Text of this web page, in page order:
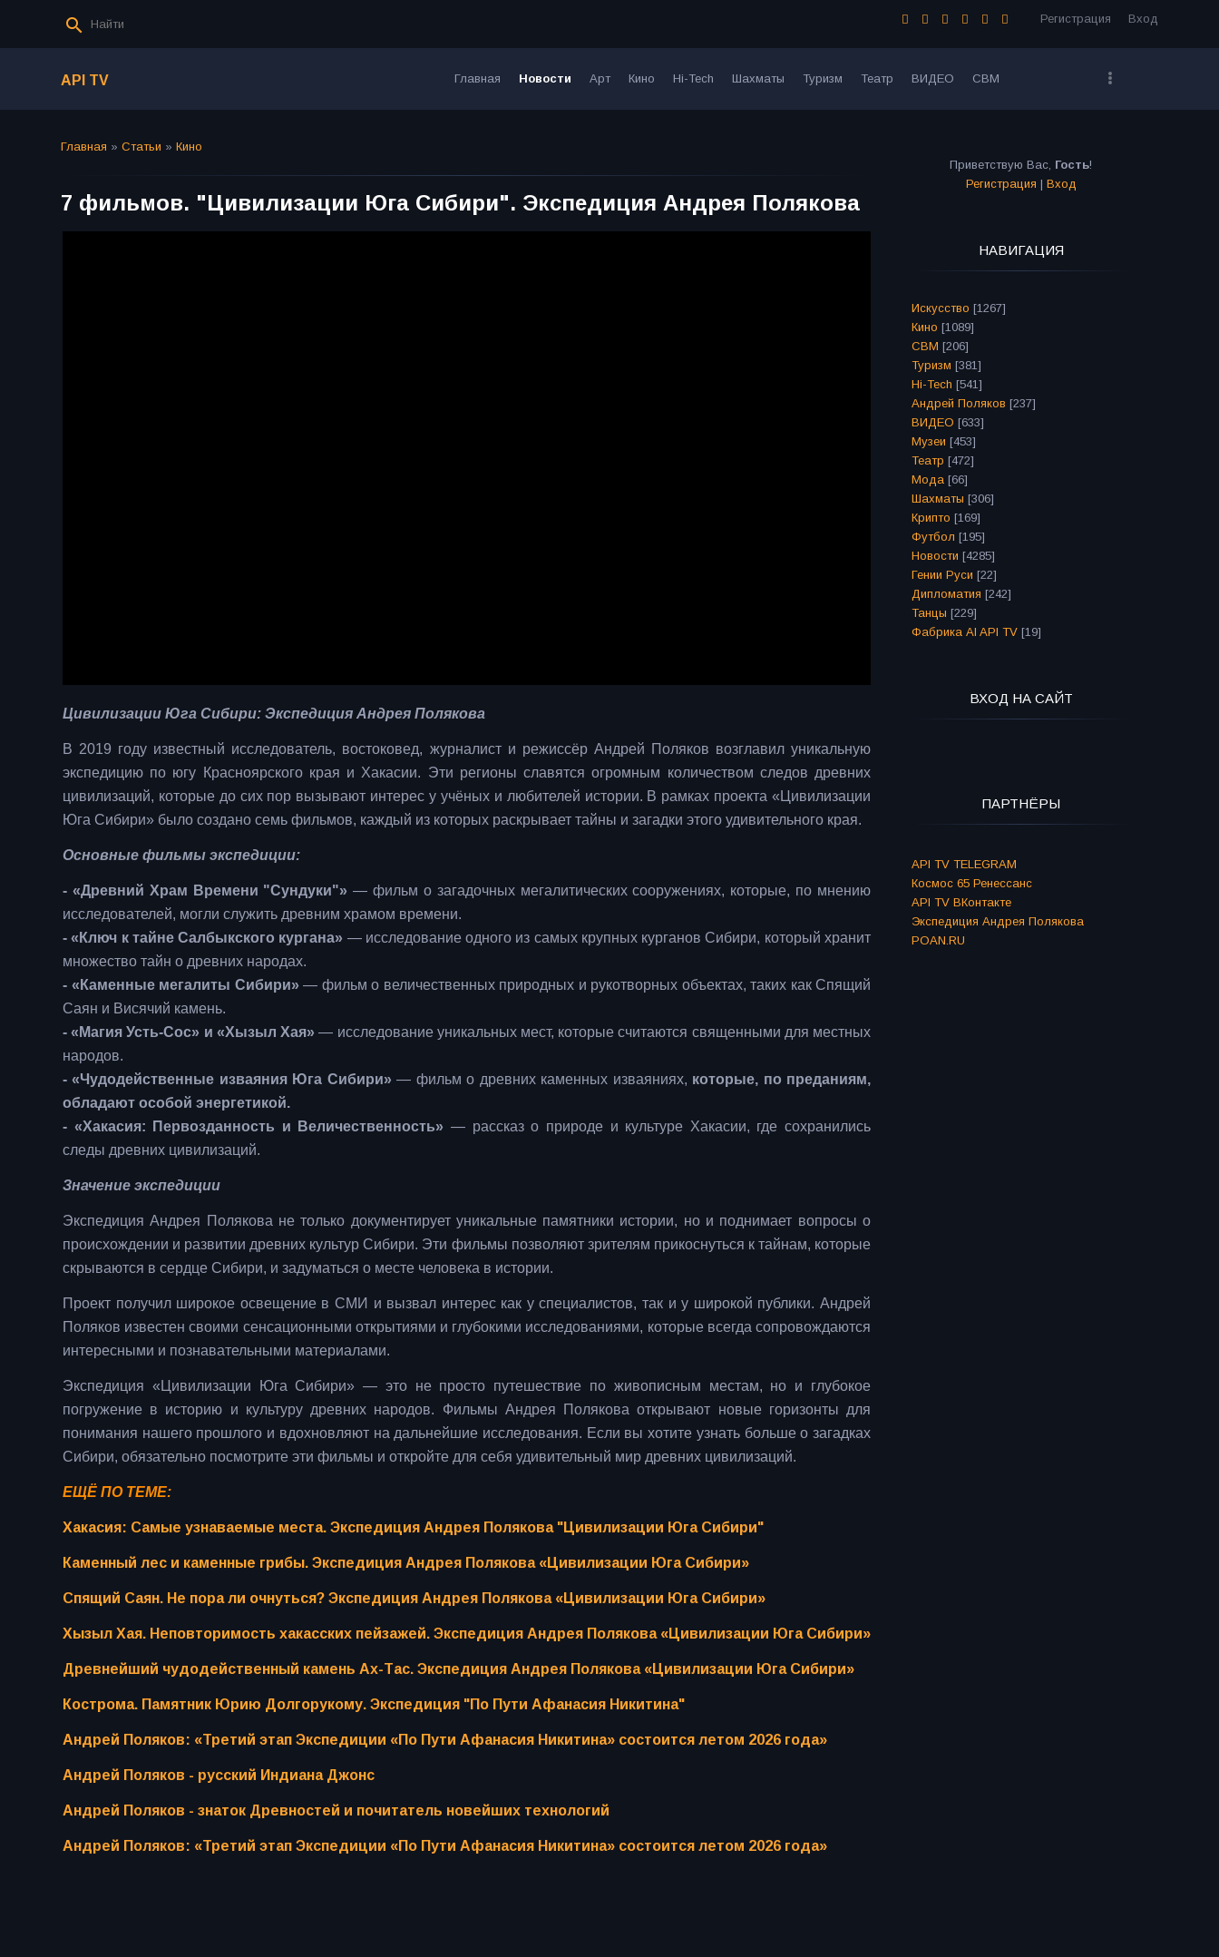
Регистрация Вход
API TV Главная Новости Арт Кино Hi-Tech Шахматы Туризм Театр ВИДЕО СВМ
Главная » Статьи » Кино
7 фильмов. "Цивилизации Юга Сибири". Экспедиция Андрея Полякова
Цивилизации Юга Сибири: Экспедиция Андрея Полякова
В 2019 году известный исследователь, востоковед, журналист и режиссёр Андрей Поляков возглавил уникальную
экспедицию по югу Красноярского края и Хакасии. Эти регионы славятся огромным количеством следов древних
цивилизаций, которые до сих пор вызывают интерес у учёных и любителей истории. В рамках проекта «Цивилизации
Юга Сибири» было создано семь фильмов, каждый из которых раскрывает тайны и загадки этого удивительного края.
Основные фильмы экспедиции:
- «Древний Храм Времени "Сундуки"» — фильм о загадочных мегалитических сооружениях, которые, по мнению
исследователей, могли служить древним храмом времени.
- «Ключ к тайне Салбыкского кургана» — исследование одного из самых крупных курганов Сибири, который хранит
множество тайн о древних народах.
- «Каменные мегалиты Сибири» — фильм о величественных природных и рукотворных объектах, таких как Спящий
Саян и Висячий камень.
- «Магия Усть-Сос» и «Хызыл Хая» — исследование уникальных мест, которые считаются священными для местных
народов.
- «Чудодейственные изваяния Юга Сибири» — фильм о древних каменных изваяниях, которые, по преданиям,
обладают особой энергетикой.
- «Хакасия: Первозданность и Величественность» — рассказ о природе и культуре Хакасии, где сохранились
следы древних цивилизаций.
Значение экспедиции
Экспедиция Андрея Полякова не только документирует уникальные памятники истории, но и поднимает вопросы о
происхождении и развитии древних культур Сибири. Эти фильмы позволяют зрителям прикоснуться к тайнам, которые
скрываются в сердце Сибири, и задуматься о месте человека в истории.
Проект получил широкое освещение в СМИ и вызвал интерес как у специалистов, так и у широкой публики. Андрей
Поляков известен своими сенсационными открытиями и глубокими исследованиями, которые всегда сопровождаются
интересными и познавательными материалами.
Экспедиция «Цивилизации Юга Сибири» — это не просто путешествие по живописным местам, но и глубокое
погружение в историю и культуру древних народов. Фильмы Андрея Полякова открывают новые горизонты для
понимания нашего прошлого и вдохновляют на дальнейшие исследования. Если вы хотите узнать больше о загадках
Сибири, обязательно посмотрите эти фильмы и откройте для себя удивительный мир древних цивилизаций.
ЕЩЁ ПО ТЕМЕ:
Хакасия: Самые узнаваемые места. Экспедиция Андрея Полякова "Цивилизации Юга Сибири"
Каменный лес и каменные грибы. Экспедиция Андрея Полякова «Цивилизации Юга Сибири»
Спящий Саян. Не пора ли очнуться? Экспедиция Андрея Полякова «Цивилизации Юга Сибири»
Хызыл Хая. Неповторимость хакасских пейзажей. Экспедиция Андрея Полякова «Цивилизации Юга Сибири»
Древнейший чудодейственный камень Ах-Тас. Экспедиция Андрея Полякова «Цивилизации Юга Сибири»
Кострома. Памятник Юрию Долгорукому. Экспедиция "По Пути Афанасия Никитина"
Андрей Поляков: «Третий этап Экспедиции «По Пути Афанасия Никитина» состоится летом 2026 года»
Андрей Поляков - русский Индиана Джонс
Андрей Поляков - знаток Древностей и почитатель новейших технологий
Андрей Поляков: «Третий этап Экспедиции «По Пути Афанасия Никитина» состоится летом 2026 года»
Приветствую Вас, Гость!
Регистрация | Вход
НАВИГАЦИЯ
Искусство [1267]
Кино [1089]
СВМ [206]
Туризм [381]
Hi-Tech [541]
Андрей Поляков [237]
ВИДЕО [633]
Музеи [453]
Театр [472]
Мода [66]
Шахматы [306]
Крипто [169]
Футбол [195]
Новости [4285]
Гении Руси [22]
Дипломатия [242]
Танцы [229]
Фабрика AI API TV [19]
ВХОД НА САЙТ
ПАРТНЁРЫ
API TV TELEGRAM
Космос 65 Ренессанс
API TV ВКонтакте
Экспедиция Андрея Полякова
POAN.RU